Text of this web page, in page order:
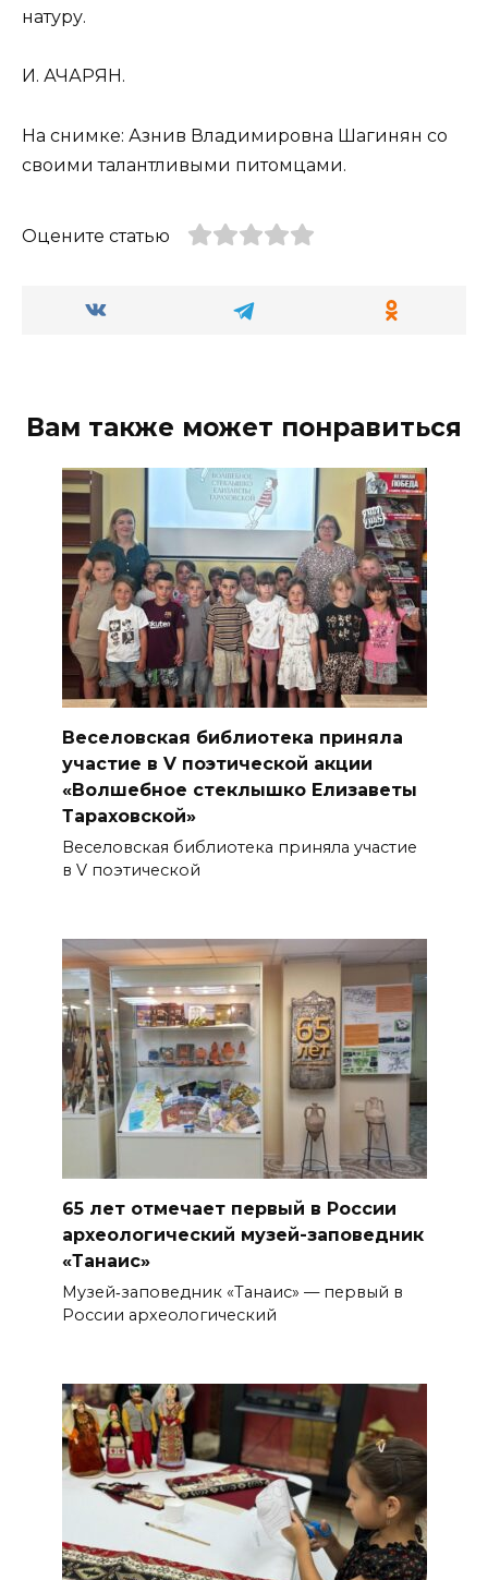
натуру.
И. АЧАРЯН.
На снимке: Азнив Владимировна Шагинян со
своими талантливыми питомцами.
Оцените статью
Вам также может понравиться
Веселовская библиотека приняла
участие в V поэтической акции
«Волшебное стеклышко Елизаветы
Тараховской»
Веселовская библиотека приняла участие
в V поэтической
65 лет отмечает первый в России
археологический музей-заповедник
«Танаис»
Музей‑заповедник «Танаис» — первый в
России археологический